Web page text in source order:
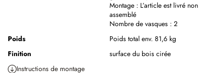
Montage : L’article est livré non
assemblé
Nombre de vasques : 2
Poids
Poids total env. 81,6 kg
Finition
surface du bois cirée
Instructions de montage